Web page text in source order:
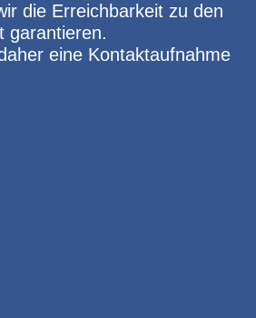
die Erreichbarkeit zu den
garantieren.
eine Kontaktaufnahme